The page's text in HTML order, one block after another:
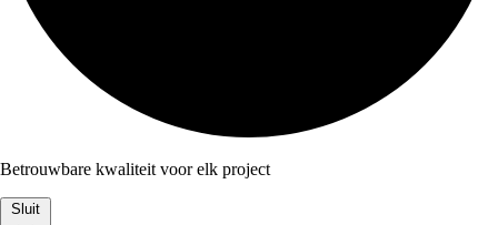
Betrouwbare kwaliteit voor elk project
Sluit